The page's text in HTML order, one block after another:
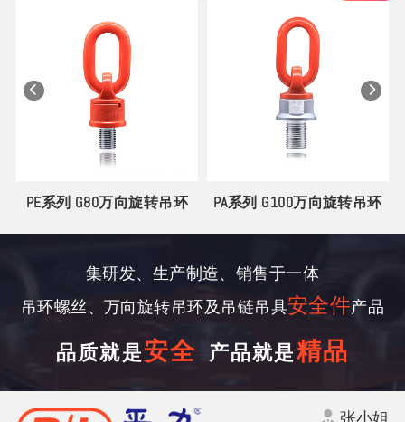
PE系列 G80万向旋转吊环 PA系列 G100万向旋转吊环
集研发、生产制造、销售于一体
吊环螺丝、万向旋转吊环及吊链吊具安全件产品
品质就是安全 产品就是精品
张小姐